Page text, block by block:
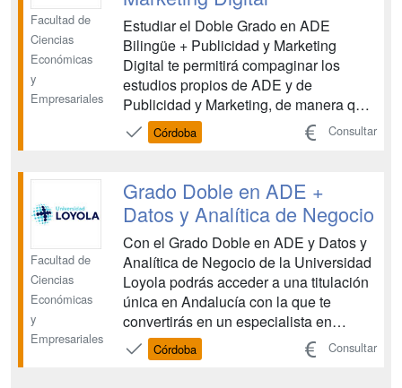
Facultad de
Ciencias
Económicas
y
Empresariales
Estudiar el Doble Grado en ADE
Bilingüe + Publicidad y Marketing
Digital te permitirá compaginar los
estudios propios de ADE y de
Publicidad y Marketing, de manera que
al finalizar tus estudios dispondrás de
dos titulaciones superiores y una
ampliar tu horizonte profesional. Se
trata de una formación que integra d...
Córdoba Consultar
Facultad de
Ciencias
Económicas
y
Empresariales
Grado Doble en ADE +
Datos y Analítica de Negocio
Con el Grado Doble en ADE y Datos y
Analítica de Negocio de la Universidad
Loyola podrás acceder a una titulación
única en Andalucía con la que te
convertirás en un especialista en
análisis de datos, un perfil profesional
de gran valor en el mercado laboral
Córdoba Consultar